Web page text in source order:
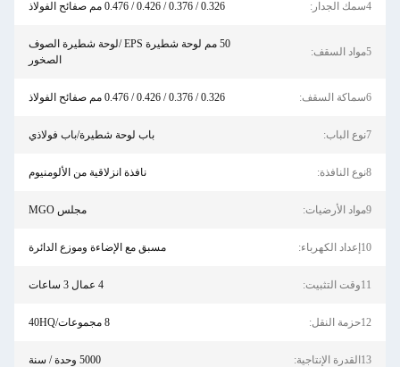
0.326 / 0.376 / 0.426 / 0.476 مم صفائح الفولاذ
50 مم لوحة شطيرة EPS /لوحة شطيرة الصوف
الصخور
0.326 / 0.376 / 0.426 / 0.476 مم صفائح الفولاذ
باب لوحة شطيرة/باب فولاذي
نافذة انزلاقية من الألومنيوم
مجلس MGO
مسبق مع الإضاءة وموزع الدائرة
5000 وحدة / سنة